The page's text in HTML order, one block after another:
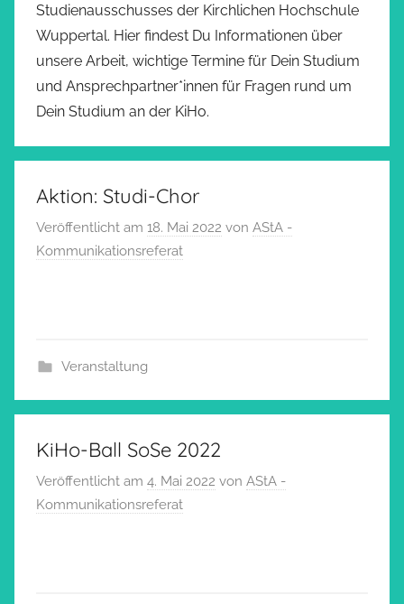
Studienausschusses der Kirchlichen Hochschule
Wuppertal. Hier findest Du Informationen über
unsere Arbeit, wichtige Termine für Dein Studium
und Ansprechpartner*innen für Fragen rund um
Dein Studium an der KiHo.
Aktion: Studi-Chor
Veröffentlicht am 18. Mai 2022 von AStA -
Kommunikationsreferat
Veranstaltung
KiHo-Ball SoSe 2022
Veröffentlicht am 4. Mai 2022 von AStA -
Kommunikationsreferat